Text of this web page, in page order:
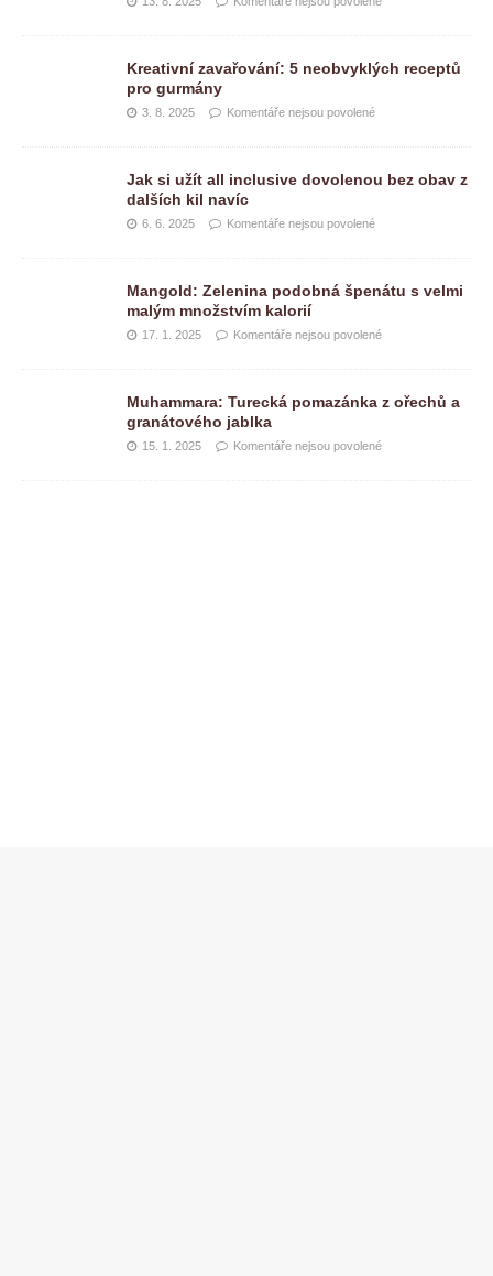
Kreativní zavařování: 5 neobvyklých receptů
pro gurmány
3. 8. 2025 Komentáře nejsou povolené
Jak si užít all inclusive dovolenou bez obav z
dalších kil navíc
6. 6. 2025 Komentáře nejsou povolené
Mangold: Zelenina podobná špenátu s velmi
malým množstvím kalorií
17. 1. 2025 Komentáře nejsou povolené
Muhammara: Turecká pomazánka z ořechů a
granátového jablka
15. 1. 2025 Komentáře nejsou povolené